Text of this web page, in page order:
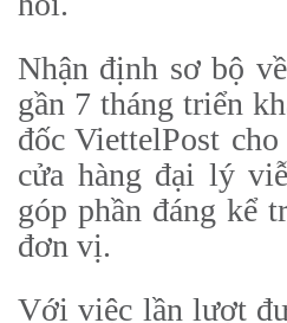
Nhận định sơ bộ
gần 7 tháng triển
đốc ViettelPost
cửa hàng đại lý
góp phần đáng kể
đơn vị.
Với việc lần lượt